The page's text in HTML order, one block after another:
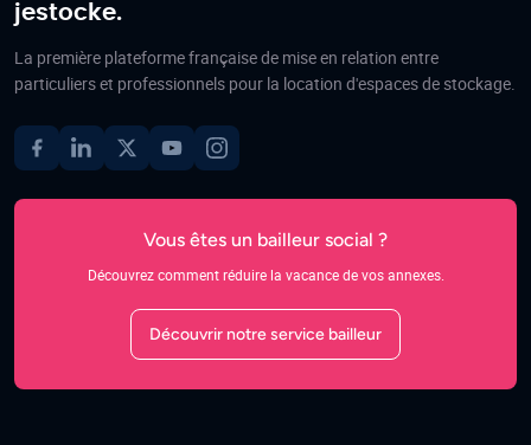
jestocke.
La première plateforme française de mise en relation entre
particuliers et professionnels pour la location d'espaces de stockage.
Vous êtes un bailleur social ?
Découvrez comment réduire la vacance de vos annexes.
Découvrir notre service bailleur